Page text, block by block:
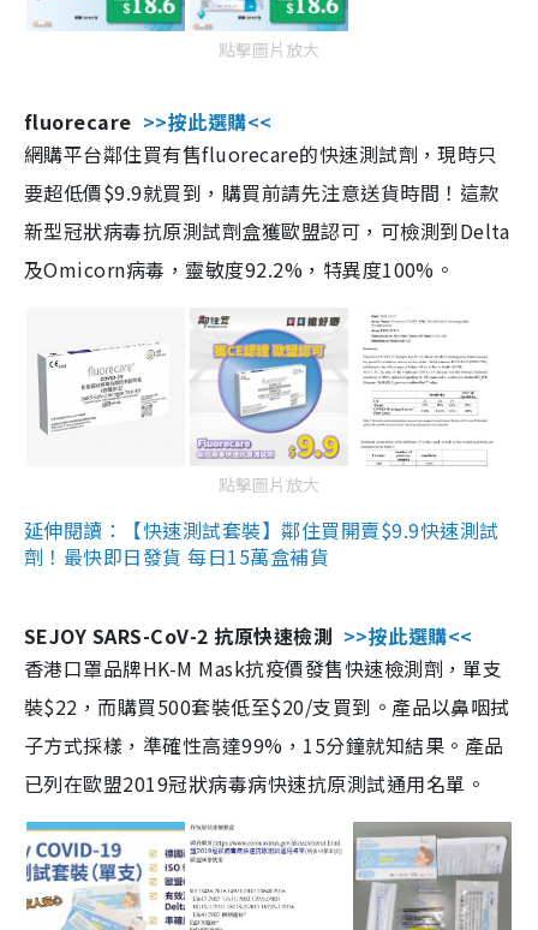
點擊圖片放大
fluorecare >>按此選購<<
網購平台鄰住買有售fluorecare的快速測試劑，現時只
要超低價$9.9就買到，購買前請先注意送貨時間！這款
新型冠狀病毒抗原測試劑盒獲歐盟認可，可檢測到Delta
及Omicorn病毒，靈敏度92.2%，特異度100%。
點擊圖片放大
延伸閱讀：【快速測試套裝】鄰住買開賣$9.9快速測試
劑！最快即日發貨 每日15萬盒補貨
SEJOY SARS-CoV-2 抗原快速檢測 >>按此選購<<
香港口罩品牌HK-M Mask抗疫價發售快速檢測劑，單支
裝$22，而購買500套裝低至$20/支買到。產品以鼻咽拭
子方式採樣，準確性高達99%，15分鐘就知結果。產品
已列在歐盟2019冠狀病毒病快速抗原測試通用名單。